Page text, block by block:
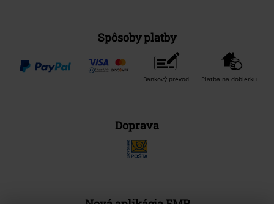
Spôsoby platby
Bankový prevod Platba na dobierku
Doprava